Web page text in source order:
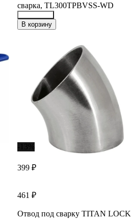
сварка, TL300TPBVSS-WD
22110507
В корзину
399 ₽
461 ₽
Отвод под сварку TITAN LOCK